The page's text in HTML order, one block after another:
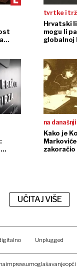
tvrtke i
Hrvatski
mogu li
globalnoj
na
Kako je
UČITAJ VIŠE
Unplugged
impressumoglašavanje